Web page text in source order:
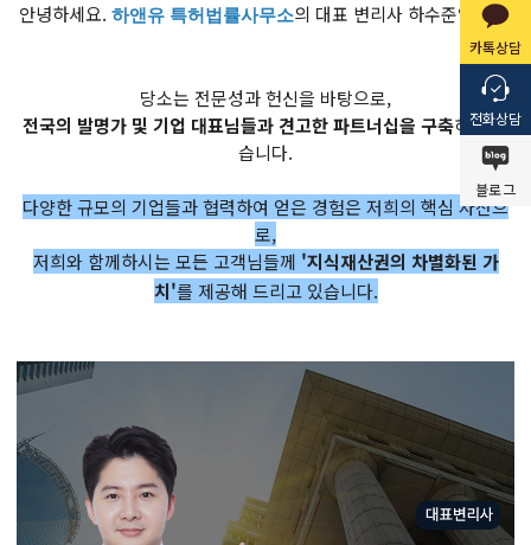
카톡상담
전화상담
블로그
안녕하세요. 하앤유 특허법률사무소의 대표 변리사 하수준입니다.
당소는 전문성과 헌신을 바탕으로,
전국의 발명가 및 기업 대표님들과 견고한 파트너십을 구축하고 있
습니다.
다양한 규모의 기업들과 협력하여 얻은 경험은 저희의 핵심 자산으
로,
저희와 함께하시는 모든 고객님들께 '지식재산권의 차별화된 가
치'를 제공해 드리고 있습니다.